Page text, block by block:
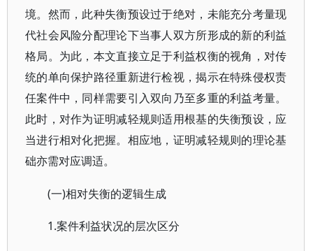
境。然而，此种失衡预设过于绝对，未能充分考量现
代社会风险分配理论下当事人双方所形成的新的利益
格局。为此，本文直接立足于利益权衡的视角，对传
统的单向保护路径重新进行检视，揭示在特殊侵权责
任案件中，同样需要引入双向乃至多重的利益考量。
此时，对作为证明减轻规则适用根基的失衡预设，应
当进行相对化把握。相应地，证明减轻规则的理论基
础亦需对应调适。
(一)相对失衡的逻辑生成
1.案件利益状况的层次区分